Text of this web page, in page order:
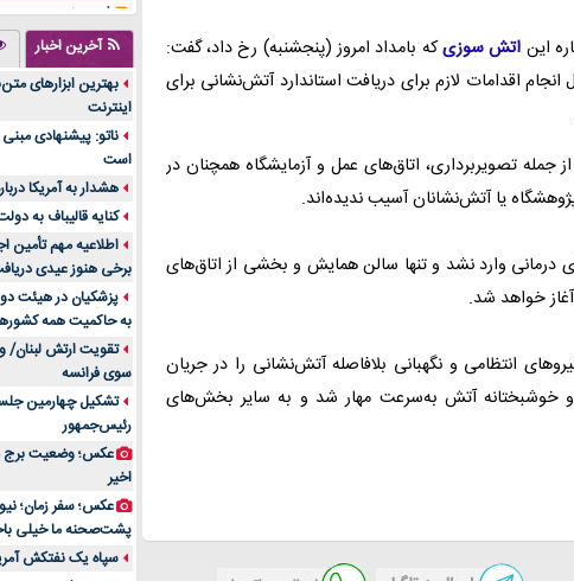
این اتش سوزیکه بامداد امروز (پنجشنبه) رخ داد، گفت:
در حال انجام اقدامات لازم برای دریافت استاندارد آتش‌نشانی برای
تصویربرداری، اتاق‌های عمل و آزمایشگاه همچنان در
یا آتش‌نشانان آسیب ندیده‌اند.
وارد نشد و تنها سالن همایش و بخشی از اتاق‌های
خواهد شد.
انتظامی و نگهبانی بلافاصله آتش‌نشانی را در جریان
و خوشبختانه آتش به‌سرعت مهار شد و به سایر بخش‌های
فوم صنعتی چیست و
تولیدکننده تهیه کرد؟
جنس هر کدام از
متریال برای شما
تولید لیوان
بازار ایران
درد زانو بعد از
انتخاب باشد
آینده موسیقی
بهترین راه
است؟
مقایسه قالب
خرید سمعک
تصمیم‌گیری
خرید و فروش
ایرانیان
اهمیت انتخاب
پرونده‌های حساس و
۷ تاثیرات کامپیوتر در حوزه علوم زندگی و کاربردی
لیفتراک صفر؛
آخرین اخبار
بهترین ابزارهای
اینترنت
ناتو: پیشنهادی
است
هشدار به آمریکا
کنایه قالیباف به
اطلاعیه مهم تأمین
برخی هنوز عیدی
پزشکیان در هیئت
به حاکمیت همه
تقویت ارتش لبنان/
سوی فرانسه
تشکیل چهارمین
رئیس‌جمهور
عکس؛ وضعیت برج
اخیر
پشت‌صحنه ما خیلی
سپاه یک نفتکش